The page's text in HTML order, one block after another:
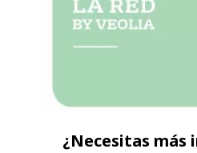
¿Necesitas más